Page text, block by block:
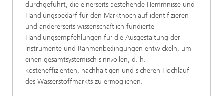
durchgeführt, die einerseits bestehende Hemmnisse und
Handlungsbedarf für den Markthochlauf identifizieren
und andererseits wissenschaftlich fundierte
Handlungsempfehlungen für die Ausgestaltung der
Instrumente und Rahmenbedingungen entwickeln, um
einen gesamtsystemisch sinnvollen, d. h.
kosteneffizienten, nachhaltigen und sicheren Hochlauf
des Wasserstoffmarkts zu ermöglichen.